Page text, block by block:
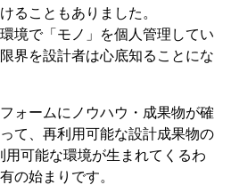
ることもありました。
境で「モノ」を個人管理してい
界を設計者は心底知ることにな
ォームにノウハウ・成果物が確
て、再利用可能な設計成果物の
用可能な環境が生まれてくるわ
の始まりです。